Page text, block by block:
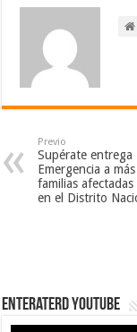
Previo
Supérate entrega
Emergencia a
familias
en el Distrito
EnterateRD YOUTUBE